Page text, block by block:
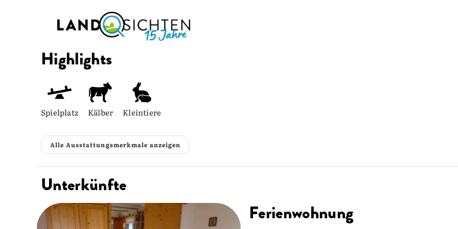
Highlights
Spielplatz Kälber Kleintiere
Alle Ausstattungsmerkmale anzeigen
Unterkünfte
Ferienwohnung